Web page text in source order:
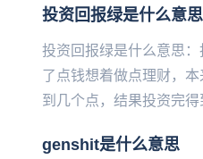
观。...
投资回报绿是什么意思
投资回报绿是什么意思
了点钱想着做点理财，
到几个点，结果投资完
genshit是什么意思